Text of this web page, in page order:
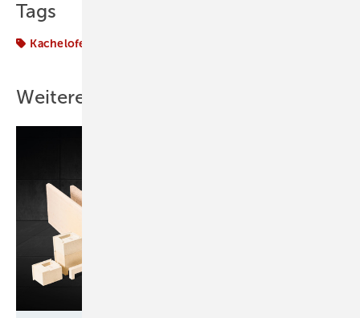
Tags
Kachelofen und Kamine
Weitere Inhalte